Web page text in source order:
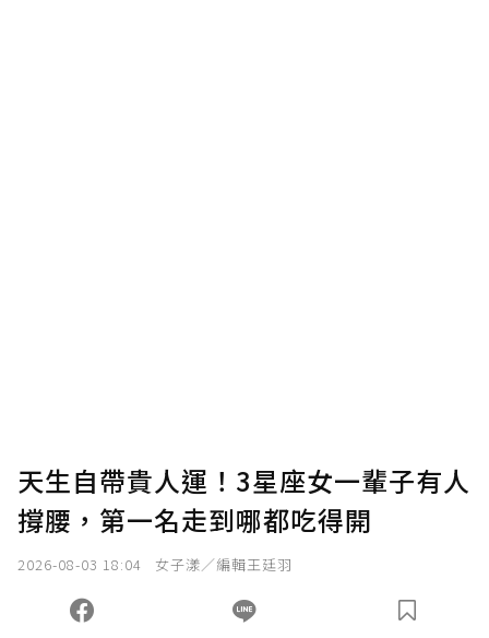
天生自帶貴人運！3星座女一輩子有人
撐腰，第一名走到哪都吃得開
2026-08-03 18:04 女子漾／編輯王廷羽